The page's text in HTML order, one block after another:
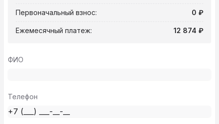
Первоначальный взнос: 0 ₽
Ежемесячный платеж: 12 874 ₽
ФИО
Телефон